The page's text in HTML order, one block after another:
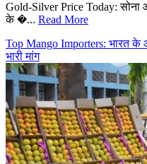
Gold-Silver Price Today: सोना
के �... Read More
Top Mango Importers: भारत
भारी मांग